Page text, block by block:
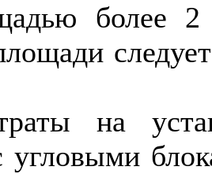
более
на
угловыми